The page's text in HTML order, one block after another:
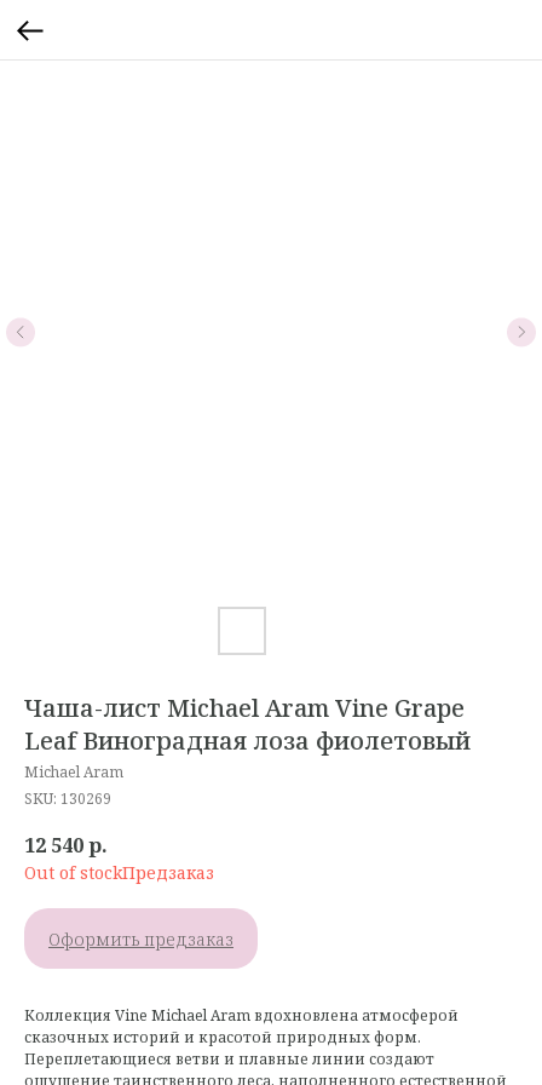
Чаша-лист Michael Aram Vine Grape
Leaf Виноградная лоза фиолетовый
Michael Aram
SKU: 130269
12 540р.
Out of stock
Оформить предзаказ
Коллекция Vine Michael Aram вдохновлена атмосферой
сказочных историй и красотой природных форм.
Переплетающиеся ветви и плавные линии создают